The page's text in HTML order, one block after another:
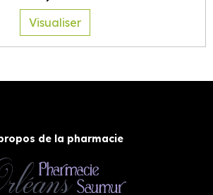
Visualiser
de la pharmacie